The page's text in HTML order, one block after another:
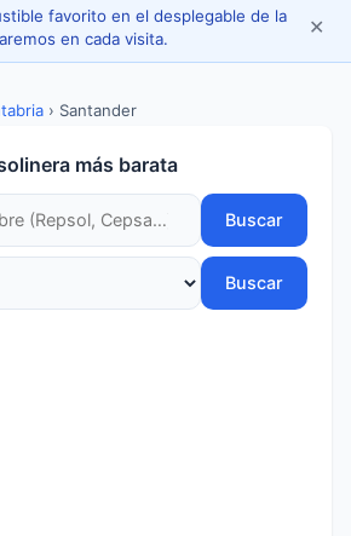
favorito en el desplegable de la
en cada visita.
✕
› Santander
más barata
Buscar
Buscar